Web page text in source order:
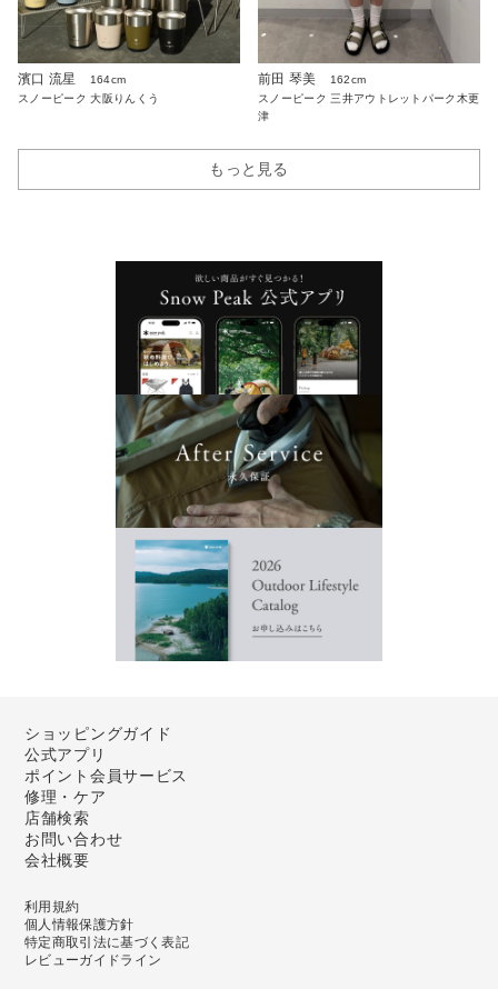
濱口 流星
164cm
スノーピーク 大阪りんくう
前田 琴美
162cm
スノーピーク 三井アウトレットパーク木更
津
もっと見る
ショッピングガイド
公式アプリ
ポイント会員サービス
修理・ケア
店舗検索
お問い合わせ
会社概要
利用規約
個人情報保護方針
特定商取引法に基づく表記
レビューガイドライン